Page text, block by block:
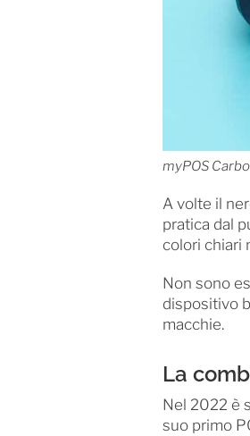
myPOS
A volte il
pratica dal
colori chiari
Non sono
dispositivo
macchie.
La
Nel 2022 è
suo primo